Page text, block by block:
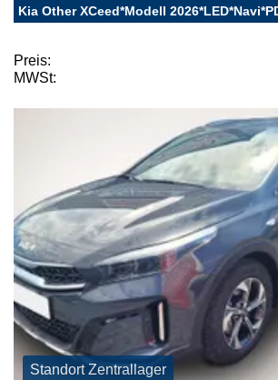
Kia Other XCeed*Modell
Preis:
MWSt:
Standort Zentrallager